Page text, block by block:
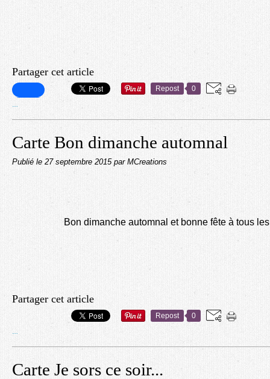
Partager cet article
Repost 0
Carte Bon dimanche automnal
Publié le 27 septembre 2015 par MCreations
Bon dimanche automnal et bonne fête à tous
Partager cet article
Repost 0
Carte Je sors ce soir...